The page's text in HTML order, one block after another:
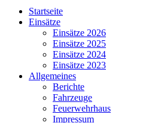
Startseite
Einsätze
Einsätze 2026
Einsätze 2025
Einsätze 2024
Einsätze 2023
Allgemeines
Berichte
Fahrzeuge
Feuerwehrhaus
Impressum